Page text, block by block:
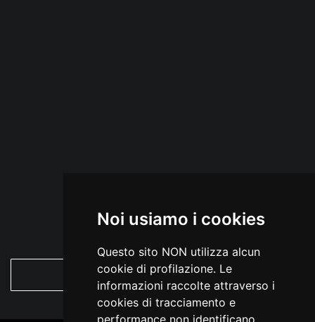
Noi usiamo i cookies
Questo sito NON utilizza alcun
cookie di profilazione. Le
informazioni raccolte attraverso i
cookies di tracciamento e
performance non identificano
VEDI TUTTO